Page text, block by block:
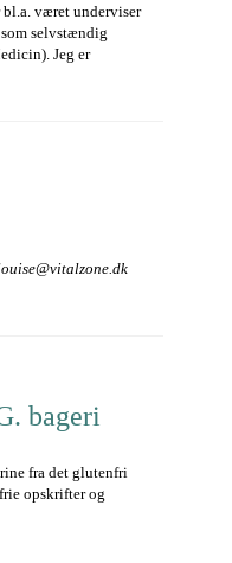
været underviser
selvstændig
Jeg er
bageri
fra det glutenfri
opskrifter og